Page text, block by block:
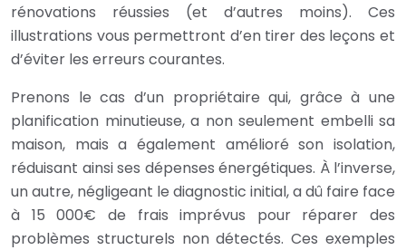
rénovations réussies (et d’autres moins). Ces
illustrations vous permettront d’en tirer des leçons et
d’éviter les erreurs courantes.
Prenons le cas d’un propriétaire qui, grâce à une
planification minutieuse, a non seulement embelli sa
maison, mais a également amélioré son isolation,
réduisant ainsi ses dépenses énergétiques. À l’inverse,
un autre, négligeant le diagnostic initial, a dû faire face
à 15 000€ de frais imprévus pour réparer des
problèmes structurels non détectés. Ces exemples